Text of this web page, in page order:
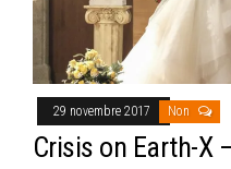
29 novembre 2017 Non
Crisis on Earth-X